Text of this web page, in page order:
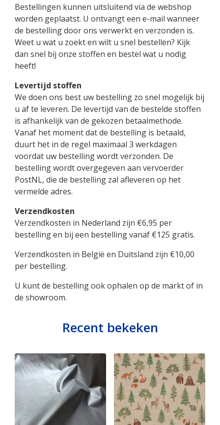
Bestellingen kunnen uitsluitend via de webshop
worden geplaatst. U ontvangt een e-mail wanneer
de bestelling door ons verwerkt en verzonden is.
Weet u wat u zoekt en wilt u snel bestellen? Kijk
dan snel bij onze stoffen en bestel wat u nodig
heeft!
Levertijd stoffen
We doen ons best uw bestelling zo snel mogelijk bij
u af te leveren. De levertijd van de bestelde stoffen
is afhankelijk van de gekozen betaalmethode.
Vanaf het moment dat de bestelling is betaald,
duurt het in de regel maximaal 3 werkdagen
voordat uw bestelling wordt verzonden. De
bestelling wordt overgegeven aan vervoerder
PostNL, die de bestelling zal afleveren op het
vermelde adres.
Verzendkosten
Verzendkosten in Nederland zijn €6,95 per
bestelling en bij een bestelling vanaf €125 gratis.
Verzendkosten in België en Duitsland zijn €10,00
per bestelling.
U kunt de bestelling ook ophalen op de markt of in
de showroom.
Recent bekeken